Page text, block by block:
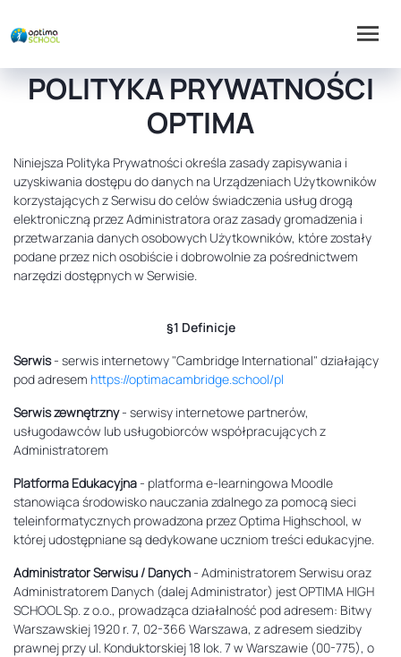
POLITYKA PRYWATNOŚCI
OPTIMA
Niniejsza Polityka Prywatności określa zasady zapisywania i
uzyskiwania dostępu do danych na Urządzeniach Użytkowników
korzystających z Serwisu do celów świadczenia usług drogą
elektroniczną przez Administratora oraz zasady gromadzenia i
przetwarzania danych osobowych Użytkowników, które zostały
podane przez nich osobiście i dobrowolnie za pośrednictwem
narzędzi dostępnych w Serwisie.
§1 Definicje
Serwis- serwis internetowy "Cambridge International" działający
pod adresem https://optimacambridge.school/pl
Serwis zewnętrzny- serwisy internetowe partnerów,
usługodawców lub usługobiorców współpracujących z
Administratorem
Platforma Edukacyjna- platforma e-learningowa Moodle
stanowiąca środowisko nauczania zdalnego za pomocą sieci
teleinformatycznych prowadzona przez Optima Highschool, w
której udostępniane są dedykowane uczniom treści edukacyjne.
Administrator Serwisu / Danych- Administratorem Serwisu oraz
Administratorem Danych (dalej Administrator) jest OPTIMA HIGH
SCHOOL Sp. z o.o., prowadząca działalność pod adresem: Bitwy
Warszawskiej 1920 r. 7, 02-366 Warszawa, z adresem siedziby
prawnej przy ul. Konduktorskiej 18 lok. 7 w Warszawie (00-775), o